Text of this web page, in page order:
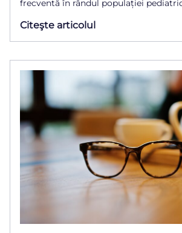
frecventă în rândul populației
Citeşte articolul